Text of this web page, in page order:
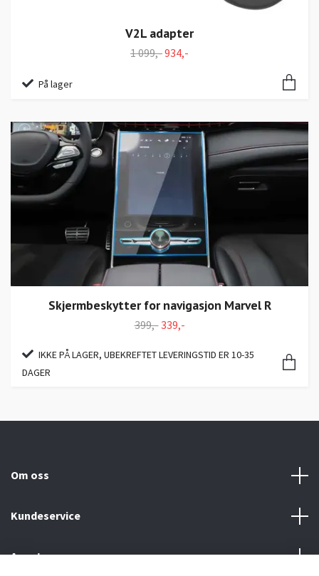
V2L adapter
1 099,-934,-
På lager
Skjermbeskytter for navigasjon Marvel R
399,-339,-
IKKE PÅ LAGER, UBEKREFTET LEVERINGSTID ER 10-35
DAGER
Om oss
Kundeservice
Annet